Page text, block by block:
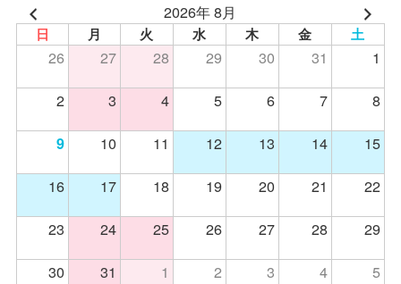
2026年 8月
日 月 火 水 木 金 土
26 27 28 29 30 31
1
2
3 4 5 6 7 8
9 10 11 12 13 14
15
16
17 18 19 20 21
22
23
24 25 26 27 28
29
30
31 1 2 3 4 5